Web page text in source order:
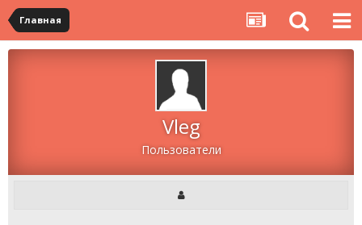
Главная
Vleg
Пользователи